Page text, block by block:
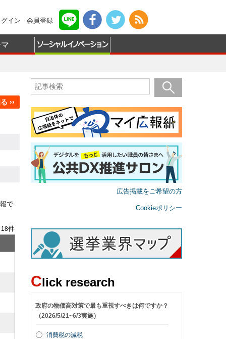
イン 会員登録
››
で
18件
広告掲載をご希望の方
Cookieポリシー
Click research